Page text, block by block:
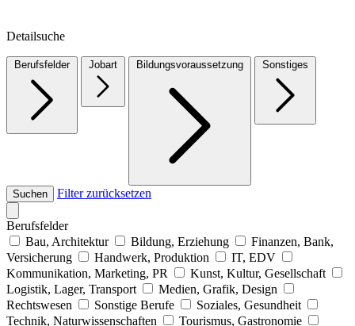
Detailsuche
Berufsfelder Jobart Bildungsvoraussetzung Sonstiges
Suchen Filter zurücksetzen
Berufsfelder
Bau, Architektur
Bildung, Erziehung
Finanzen, Bank,
Versicherung
Handwerk, Produktion
IT, EDV
Kommunikation, Marketing, PR
Kunst, Kultur, Gesellschaft
Logistik, Lager, Transport
Medien, Grafik, Design
Rechtswesen
Sonstige Berufe
Soziales, Gesundheit
Technik, Naturwissenschaften
Tourismus, Gastronomie